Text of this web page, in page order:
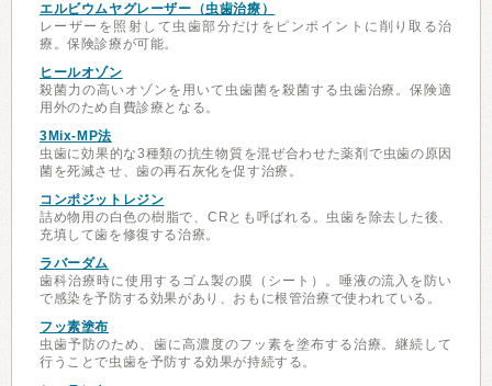
エルビウムヤグレーザー（虫歯治療）
レーザーを照射して虫歯部分だけをピンポイントに削り取る治
療。保険診療が可能。
ヒールオゾン
殺菌力の高いオゾンを用いて虫歯菌を殺菌する虫歯治療。保険適
用外のため自費診療となる。
3Mix-MP法
虫歯に効果的な3種類の抗生物質を混ぜ合わせた薬剤で虫歯の原因
菌を死滅させ、歯の再石灰化を促す治療。
コンポジットレジン
詰め物用の白色の樹脂で、CRとも呼ばれる。虫歯を除去した後、
充填して歯を修復する治療。
ラバーダム
歯科治療時に使用するゴム製の膜（シート）。唾液の流入を防い
で感染を予防する効果があり、おもに根管治療で使われている。
フッ素塗布
虫歯予防のため、歯に高濃度のフッ素を塗布する治療。継続して
行うことで虫歯を予防する効果が持続する。